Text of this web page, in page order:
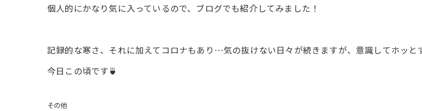
個人的にかなり気に入っているので、ブログでも紹介してみました！
記録的な寒さ、それに加えてコロナもあり…気の抜けない日々が続きますが、意識してホッと
今日この頃です🍵
その他